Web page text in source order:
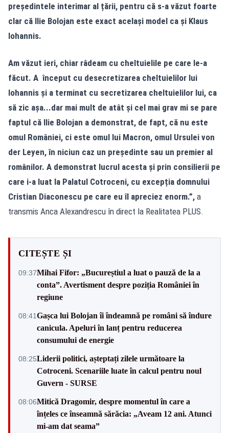
președintele interimar al țării, pentru că s-a văzut foarte
clar că Ilie Bolojan este exact același model ca și Klaus
Iohannis.
Am văzut ieri, chiar râdeam cu cheltuielile pe care le-a
făcut. A început cu desecretizarea cheltuielilor lui
Iohannis și a terminat cu secretizarea cheltuielilor lui, ca
să zic așa...dar mai mult de atât și cel mai grav mi se pare
faptul că Ilie Bolojan a demonstrat, de fapt, că nu este
omul României, ci este omul lui Macron, omul Ursulei von
der Leyen, în niciun caz un președinte sau un premier al
românilor. A demonstrat lucrul acesta și prin consilierii pe
care i-a luat la Palatul Cotroceni, cu excepția domnului
Cristian Diaconescu pe care eu îl apreciez enorm.”, a
transmis Anca Alexandrescu în direct la Realitatea PLUS.
CITEȘTE ȘI
09:37Mihai Fifor: „Bucureștiul a luat o pauză de la a
conta”. Avertisment despre poziția României în
regiune
08:41Gașca lui Bolojan îi îndeamnă pe români să îndure
canicula. Apeluri în lanț pentru reducerea
consumului de energie
08:25Liderii politici, așteptați zilele următoare la
Cotroceni. Scenariile luate în calcul pentru noul
Guvern - SURSE
08:06Mitică Dragomir, despre momentul în care a
înțeles ce înseamnă sărăcia: „Aveam 12 ani. Atunci
mi-am dat seama”